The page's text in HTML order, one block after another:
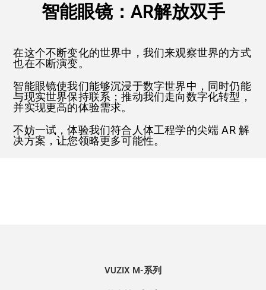
智能眼镜：AR解放双手
在这个不断变化的世界中，我们来观察世界的方式
也在不断演变。
智能眼镜使我们能够沉浸于数字世界中，同时仍能
与现实世界保持联系；推动我们走向数字化转型，
并实现更高的体验需求。
不妨一试，体验我们符合人体工程学的尖端 AR 解
决方案，让您领略更多可能性。
VUZIX M-系列